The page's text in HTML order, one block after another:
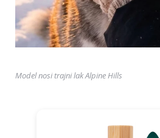
Model nosi trajni lak Alpine Hills